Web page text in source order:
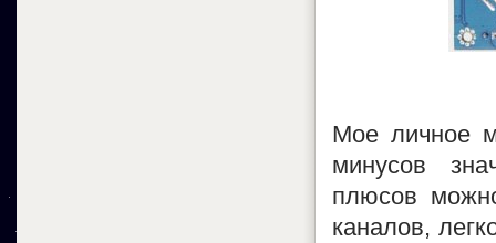
Мое личное
минусов
плюсов
каналов,